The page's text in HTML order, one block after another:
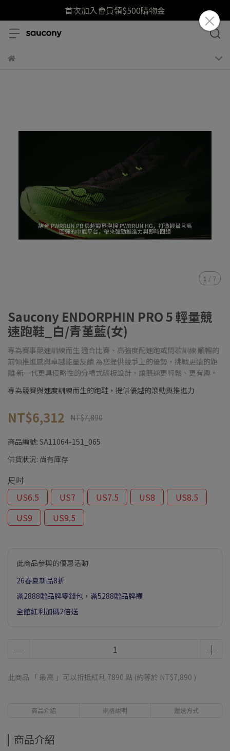
首次加入會員領$500購物金
1 / 7
Saucony ENDORPHIN PRO 5 輕量競
速跑鞋_白/青堇藍(女)
專為賽事競速訓練而生 適合比賽、高強度配速跑或間歇訓練 順暢的
前傾推進感與卓越能量反饋 為您提供競爭上的優勢，挑戰更遠的距
離 新一代更具侵略性的分槽式碳板設計，讓競速更輕鬆、更有趣。
專為競賽與速度訓練而生的跑鞋，提供優越的滾動與推進力
NT$6,312 NT$7,890
商品編號: SA11064-151_065
供貨狀況: 尚有庫存
尺吋
US6.5
US7 US7.5 US8
US8.5
US9
US9.5
此商品參與的優惠活動
26春夏新品8折
滿2888贈品牌零錢包，滿5288贈品牌襪
全館紅利加碼2倍送
此商品 「 最高 」可以折抵紅利 7890 點 (約等於 NT$7,890 )
商品介紹 規格說明 運送方式
商品介紹